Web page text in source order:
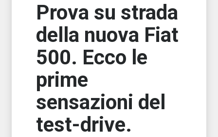
Prova su strada
della nuova Fiat
500. Ecco le
prime
sensazioni del
test-drive.